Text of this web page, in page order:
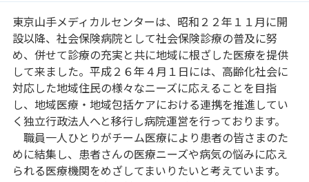
東京山手メディカルセンターは、昭和２２年１１月に開
設以降、社会保険病院として社会保険診療の普及に努
め、併せて診療の充実と共に地域に根ざした医療を提供
して来ました。平成２６年４月１日には、高齢化社会に
対応した地域住民の様々なニーズに応えることを目指
し、地域医療・地域包括ケアにおける連携を推進してい
く独立行政法人へと移行し病院運営を行っております。
職員一人ひとりがチーム医療により患者の皆さまのた
めに結集し、患者さんの医療ニーズや病気の悩みに応え
られる医療機関をめざしてまいりたいと考えています。